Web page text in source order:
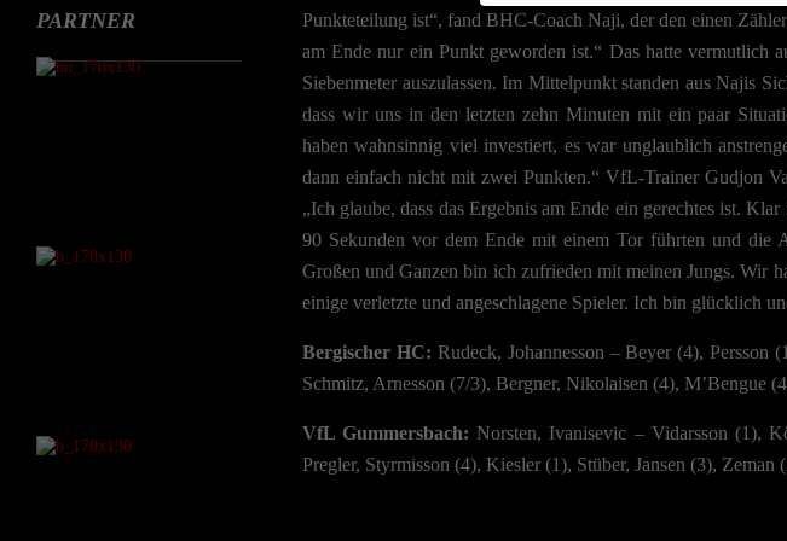
PARTNER
Punkteteilung ist“, fand BHC-Coach Naji, der den einen
am Ende nur ein Punkt geworden ist.“ Das hatte vermutlich
Siebenmeter auszulassen. Im Mittelpunkt standen aus Najis
dass wir uns in den letzten zehn Minuten mit ein paar
haben wahnsinnig viel investiert, es war unglaublich
dann einfach nicht mit zwei Punkten.“ VfL-Trainer Gudjon
„Ich glaube, dass das Ergebnis am Ende ein gerechtes ist.
90 Sekunden vor dem Ende mit einem Tor führten und die
Großen und Ganzen bin ich zufrieden mit meinen Jungs. Wir
einige verletzte und angeschlagene Spieler. Ich bin glücklich
Bergischer HC: Rudeck, Johannesson – Beyer (4),
Schmitz, Arnesson (7/3), Bergner, Nikolaisen (4), M’Bengue
VfL Gummersbach: Norsten, Ivanisevic – Vidarsson (1),
Pregler, Styrmisson (4), Kiesler (1), Stüber, Jansen (3), Zeman
Insbesondere verwenden wir den Dienst
Adressen). Informationen zu den
findest du unten unter „Cookie-Details“.
deiner Daten findest du in unserer
Mit dem Klick auf „Verstanden“ erklärst
einverstanden. Wir bitten dich um
Wenn du unter 16 Jahre alt bist und
möchtest, musst du deine
Einwilligung zu ganzen Kategorien
und so nur bestimmte Cookies auswählen.
Datenschutzeinstellungen